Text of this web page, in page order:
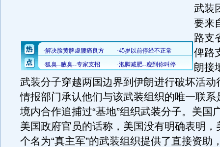
武装
要来
路支
俾路
朗接
武装分子穿越两国边界到伊朗进行破坏活动
情报部门承认他们与该武装组织的唯一联系
境内合作追捕过“基地”组织武装分子。美国
美国政府官员的话称，美国没有明确表明，
个名为“真主军”的武装组织提供了直接资助